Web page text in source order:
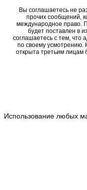
Вы соглашаетесь не
прочих сообщений,
международное право.
будет поставлен в
соглашаетесь с тем, что
по своему усмотрению.
открыта третьим лицам
Использование любых